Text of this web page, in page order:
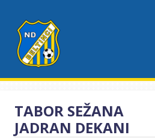
TABOR SEŽANA
JADRAN DEKANI